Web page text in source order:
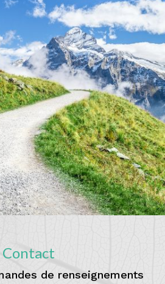
Contact
de renseignements